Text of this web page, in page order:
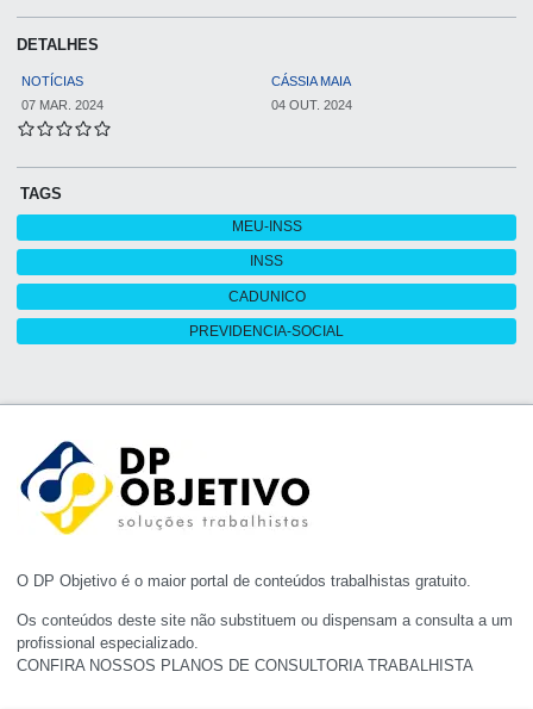
DETALHES
NOTÍCIAS
CÁSSIA MAIA
07 MAR. 2024
04 OUT. 2024
TAGS
MEU-INSS
INSS
CADUNICO
PREVIDENCIA-SOCIAL
O DP Objetivo é o maior portal de conteúdos trabalhistas gratuito.
Os conteúdos deste site não substituem ou dispensam a consulta a um
profissional especializado.
CONFIRA NOSSOS PLANOS DE CONSULTORIA TRABALHISTA